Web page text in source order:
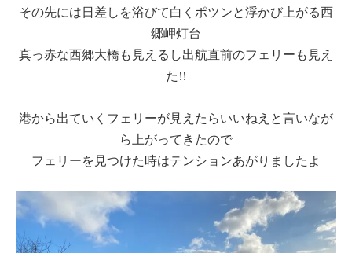
その先には日差しを浴びて白くポツンと浮かび上がる西
郷岬灯台
真っ赤な西郷大橋も見えるし出航直前のフェリーも見え
た!!
港から出ていくフェリーが見えたらいいねえと言いなが
ら上がってきたので
フェリーを見つけた時はテンションあがりましたよ